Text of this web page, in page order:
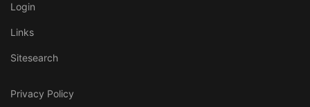
Login
Links
Sitesearch
Privacy Policy